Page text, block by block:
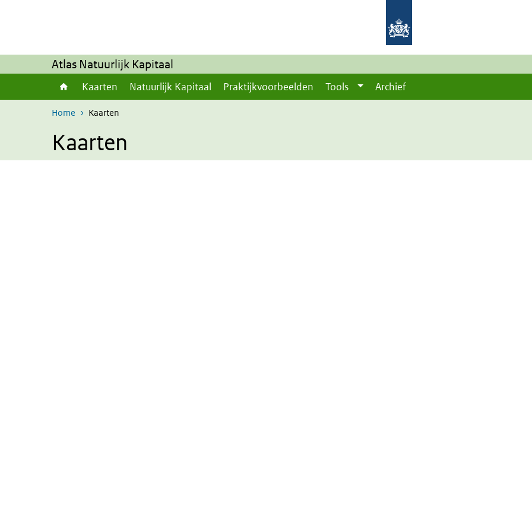
Atlas Natuurlijk Kapitaal
Kaarten Natuurlijk Kapitaal Praktijkvoorbeelden Tools Archief
Home Kaarten
Kaarten